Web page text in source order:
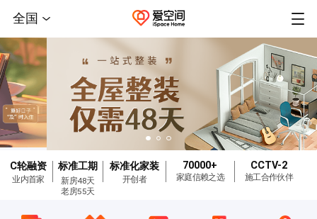
全国
C轮融资
业内首家
标准工期
新房48天
老房55天
标准化家装
开创者
70000+
家庭信赖之选
CCTV-2
施工合作伙伴